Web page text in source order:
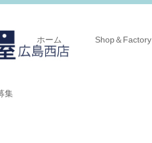
ホーム Shop＆Factory
集